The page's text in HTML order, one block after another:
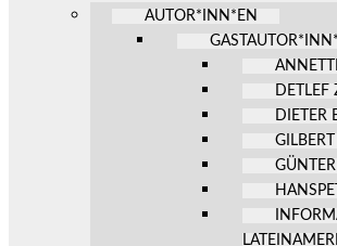
AUTOR*INN*EN
DIETER